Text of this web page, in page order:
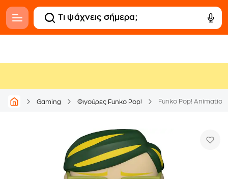
Gaming Φιγούρες Funko Pop! Funko Pop!